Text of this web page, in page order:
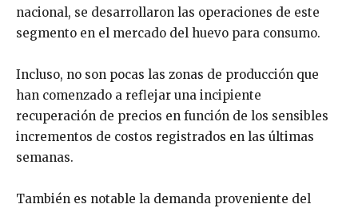
nacional, se desarrollaron las operaciones de este
segmento en el mercado del huevo para consumo.
Incluso, no son pocas las zonas de producción que
han comenzado a reflejar una incipiente
recuperación de precios en función de los sensibles
incrementos de costos registrados en las últimas
semanas.
También es notable la demanda proveniente del